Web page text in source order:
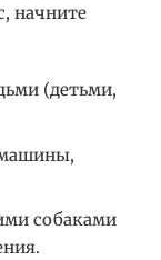
начните
(детьми,
собаками